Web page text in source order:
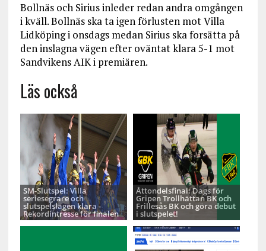
Bollnäs och Sirius inleder redan andra omgången
i kväll. Bollnäs ska ta igen förlusten mot Villa
Lidköping i onsdags medan Sirius ska forsätta på
den inslagna vägen efter oväntat klara 5-1 mot
Sandvikens AIK i premiären.
Läs också
SM-Slutspel: Villa
seriesegrare och
slutspelslagen klara -
Rekordintresse för finalen
Åttondelsfinal: Dags för
Gripen Trollhättan BK och
Frillesås BK och göra debut
i slutspelet!